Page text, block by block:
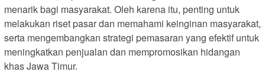
menarik bagi masyarakat. Oleh karena itu, penting untuk
melakukan riset pasar dan memahami keinginan masyarakat,
serta mengembangkan strategi pemasaran yang efektif untuk
meningkatkan penjualan dan mempromosikan hidangan
khas Jawa Timur.